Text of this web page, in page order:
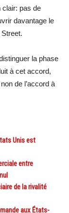
clair: pas de
davantage le
la phase
à cet accord,
de l’accord à
Unis est
entre
de la rivalité
aux États-